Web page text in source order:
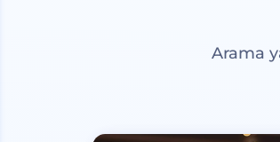
Arama